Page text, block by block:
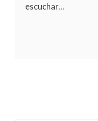
escuchar...